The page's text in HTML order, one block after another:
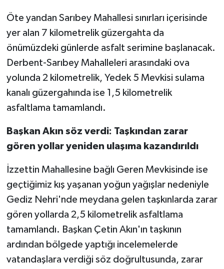
Öte yandan Sarıbey Mahallesi sınırları içerisinde
yer alan 7 kilometrelik güzergahta da
önümüzdeki günlerde asfalt serimine başlanacak.
Derbent-Sarıbey Mahalleleri arasındaki ova
yolunda 2 kilometrelik, Yedek 5 Mevkisi sulama
kanalı güzergahında ise 1,5 kilometrelik
asfaltlama tamamlandı.
Başkan Akın söz verdi: Taşkından zarar
gören yollar yeniden ulaşıma kazandırıldı
İzzettin Mahallesine bağlı Geren Mevkisinde ise
geçtiğimiz kış yaşanan yoğun yağışlar nedeniyle
Gediz Nehri'nde meydana gelen taşkınlarda zarar
gören yollarda 2,5 kilometrelik asfaltlama
tamamlandı. Başkan Çetin Akın'ın taşkının
ardından bölgede yaptığı incelemelerde
vatandaşlara verdiği söz doğrultusunda, zarar